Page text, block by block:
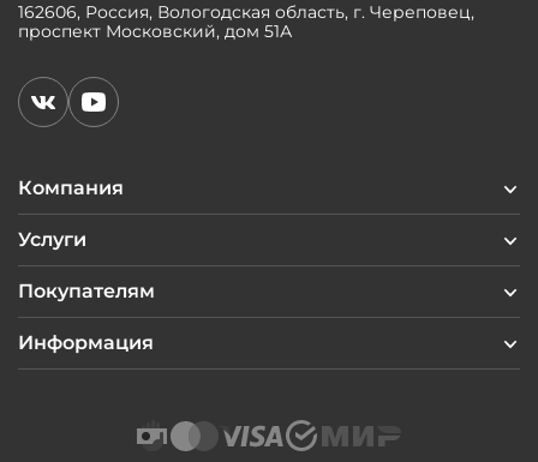
Компания
Услуги
Покупателям
Информация
162606, Россия, Вологодская область, г. Череповец,
проспект Московский, дом 51А